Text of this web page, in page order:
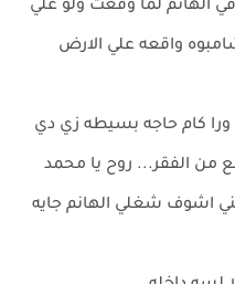
الهانم لما وقعت ولو علي
واقعه علي الارض
ورا كام حاجه بسيطه زي دي
من الفقر... روح يا محمد
اشوف شغلي الهانم جايه